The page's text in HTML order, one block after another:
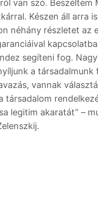
van szó. Beszéltem
Készen áll arra
néhány részletet az
segíteni fog.
a társadalmunk
vannak
társadalom
legitim akaratát” –